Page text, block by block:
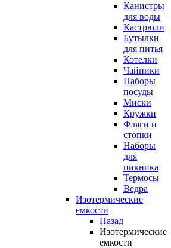
Канистры
для воды
Кастрюли
Бутылки
для питья
Котелки
Чайники
Наборы
посуды
Миски
Кружки
Фляги и
стопки
Наборы
для
пикника
Термосы
Ведра
Изотермические
емкости
Назад
Изотермические
емкости